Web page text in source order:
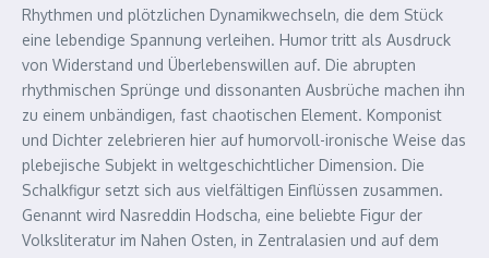
Rhythmen und plötzlichen Dynamikwechseln, die dem Stück
eine lebendige Spannung verleihen. Humor tritt als Ausdruck
von Widerstand und Überlebenswillen auf. Die abrupten
rhythmischen Sprünge und dissonanten Ausbrüche machen ihn
zu einem unbändigen, fast chaotischen Element. Komponist
und Dichter zelebrieren hier auf humorvoll-ironische Weise das
plebejische Subjekt in weltgeschichtlicher Dimension. Die
Schalkfigur setzt sich aus vielfältigen Einflüssen zusammen.
Genannt wird Nasreddin Hodscha, eine beliebte Figur der
Volksliteratur im Nahen Osten, in Zentralasien und auf dem